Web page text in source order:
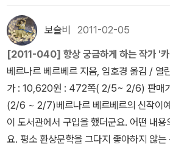
미스터리, SF적인 느낌이 드는 책들입니
러웠던 3권의 책들. 원서와 번역서를 함께
'하울의 움직이는 성 1,2'로 되어 있어 분권
이네요. 원서 제목은 각기 다른데, 영화 덕
용했네요. '트와일라잇'의 외전. 이미 결말
에 읽었는데, 구입해서 읽기에는 좀 가격
장용이랄까? 오래전부터 읽을 계획이었
해 이 시리즈를 완독했네요. 그리스 신화를
데이션'은 10권이 출판되었는데, 예전에
도 읽지 않았어요. 그리고 도서관에도 있던
0권이라는 시리즈에 부담감에 아직도 그냥
진 책이랍니다.댄 시먼스의 '히페리온' 역시
께 언젠가 읽을 책으로만..^^;;원래 '카산드
임'을 언급한것이 아닌데, 그 책이 없어서 (
가의 대표작을 올렸어요. 외서로 구입하고
구입했네요. 음... 올해 읽어볼꺼예요.이
데, 이제는 좀 읽자구...베르나르 베르베르
보슬비 2011-02-05
[2011-040] 항상 궁금하게 하는 작가 '카
베르나르 베르베르 지음, 임호경 옮김 / 열
가 : 10,620원 : 472쪽( 2/5~ 2/6) 판매
(2/6 ~ 2/7)베르나르 베르베르의 신작이
이 도서관에서 구입을 했더군요. 어떤 내용
요. 평소 환상문학을 그다지 좋아하지 않는